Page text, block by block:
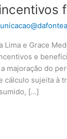
Lima e Grace
e
majoração do
cálculo sujeita à
[…]